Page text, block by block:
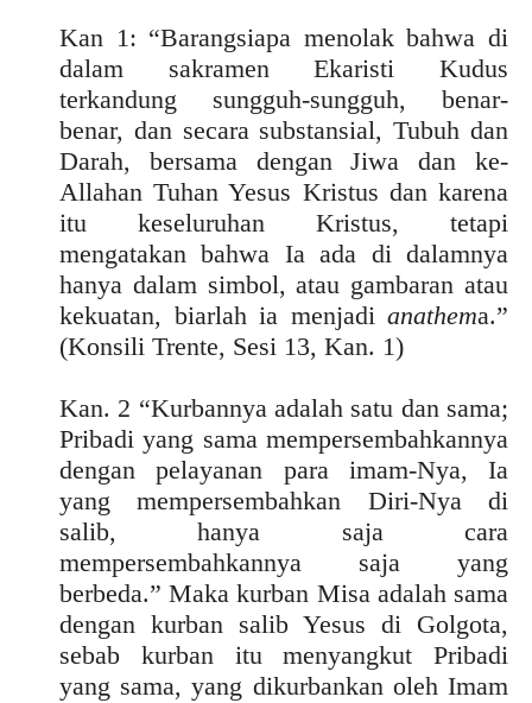
Kan 1: “Barangsiapa menolak bahwa di
dalam sakramen Ekaristi Kudus
terkandung sungguh-sungguh, benar-
benar, dan secara substansial, Tubuh dan
Darah, bersama dengan Jiwa dan ke-
Allahan Tuhan Yesus Kristus dan karena
itu keseluruhan Kristus, tetapi
mengatakan bahwa Ia ada di dalamnya
hanya dalam simbol, atau gambaran atau
kekuatan, biarlah ia menjadi anathema.”
(Konsili Trente, Sesi 13, Kan. 1)
Kan. 2 “Kurbannya adalah satu dan sama;
Pribadi yang sama mempersembahkannya
dengan pelayanan para imam-Nya, Ia
yang mempersembahkan Diri-Nya di
salib, hanya saja cara
mempersembahkannya saja yang
berbeda.” Maka kurban Misa adalah sama
dengan kurban salib Yesus di Golgota,
sebab kurban itu menyangkut Pribadi
yang sama, yang dikurbankan oleh Imam